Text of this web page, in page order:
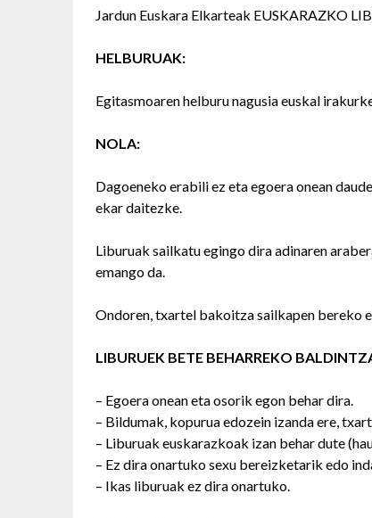
Jardun Euskara Elkarteak EUSKARAZKO
HELBURUAK:
Egitasmoaren helburu nagusia euskal
NOLA:
Dagoeneko erabili ez eta egoera onean
ekar daitezke.
Liburuak sailkatu egingo dira adinaren
emango da.
Ondoren, txartel bakoitza sailkapen bereko
LIBURUEK BETE BEHARREKO
– Egoera onean eta osorik egon behar dira.
– Bildumak, kopurua edozein izanda ere,
– Liburuak euskarazkoak izan behar dute
– Ez dira onartuko sexu bereizketarik edo
– Ikas liburuak ez dira onartuko.